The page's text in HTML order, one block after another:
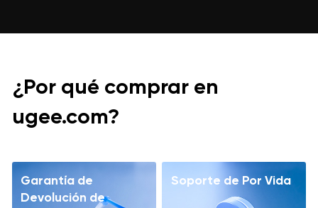
¿Por qué comprar en
ugee.com?
Garantía de
Devolución de
Soporte de Por Vida